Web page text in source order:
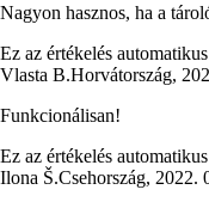
Nagyon hasznos, ha a
Ez az értékelés
Vlasta B.Horvátország,
Funkcionálisan!
Ez az értékelés
Ilona Š.Csehország, 2022.